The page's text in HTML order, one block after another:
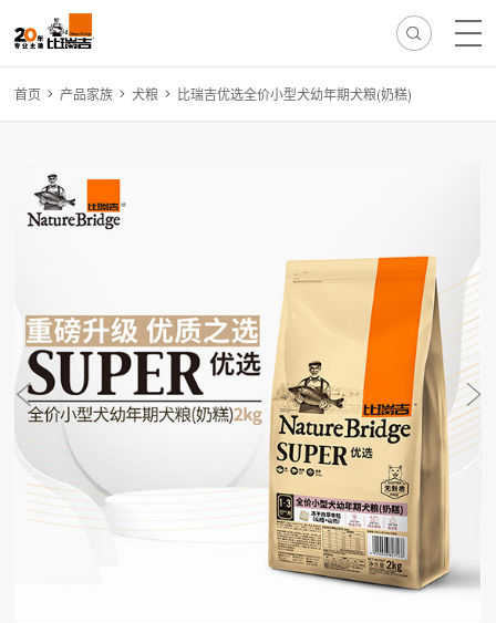
热门搜索: 无谷 冻干 离乳 免疫 减肥 毛球 骨骼
首页 产品家族 犬粮 比瑞吉优选全价小型犬幼年期犬粮(奶糕)